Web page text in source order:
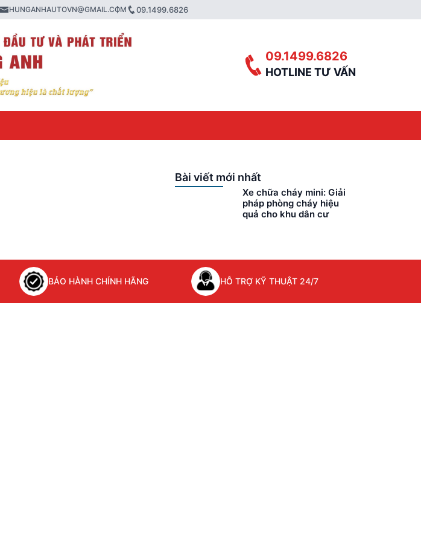
HUNGANHAUTOVN@GMAIL.COM 09.1499.6826
09.1499.6826
HOTLINE TƯ VẤN
Bài viết mới nhất
Xe chữa cháy mini: Giải
pháp phòng cháy hiệu
quả cho khu dân cư
BẢO HÀNH CHÍNH HÃNG HỖ TRỢ KỸ THUẬT 24/7